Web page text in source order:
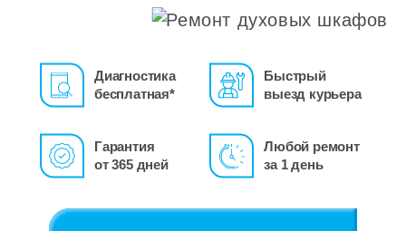
Диагностика
бесплатная*
Быстрый
выезд курьера
Гарантия
от 365 дней
Любой ремонт
за 1 день